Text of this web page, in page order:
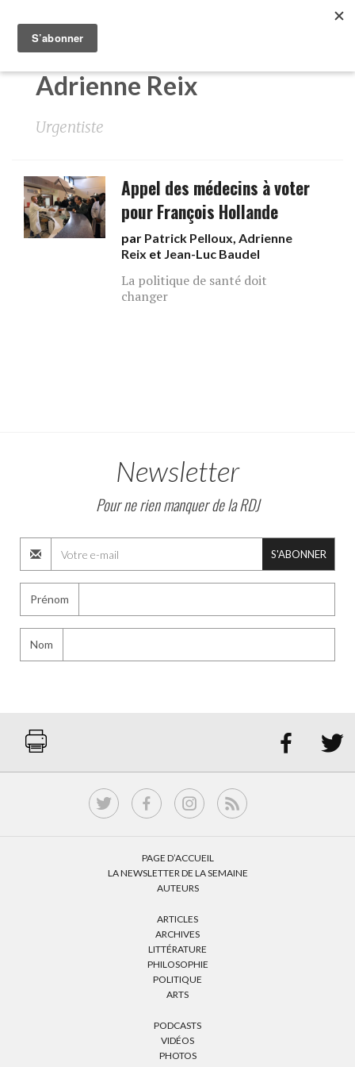
Adrienne Reix
Urgentiste
Appel des médecins à voter
pour François Hollande
par Patrick Pelloux,Adrienne
Reix et Jean-Luc Baudel
La politique de santé doit
changer
Newsletter
Pour ne rien manquer de la RDJ
S'ABONNER
Prénom
Nom
 
PAGE D’ACCUEIL
LA NEWSLETTER DE LA SEMAINE
AUTEURS
ARTICLES
ARCHIVES
LITTÉRATURE
PHILOSOPHIE
POLITIQUE
ARTS
PODCASTS
VIDÉOS
PHOTOS